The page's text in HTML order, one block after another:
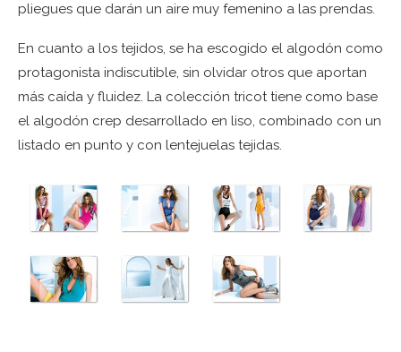
pliegues que darán un aire muy femenino a las prendas.
En cuanto a los tejidos, se ha escogido el algodón como
protagonista indiscutible, sin olvidar otros que aportan
más caída y fluidez. La colección tricot tiene como base
el algodón crep desarrollado en liso, combinado con un
listado en punto y con lentejuelas tejidas.